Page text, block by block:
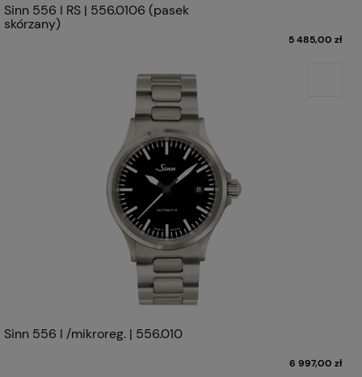
Sinn 556 I RS | 556.0106 (pasek
skórzany)
5 485,00 zł
Sinn 556 I /mikroreg. | 556.010
6 997,00 zł